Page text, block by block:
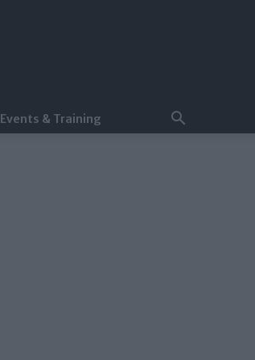
Events & Training